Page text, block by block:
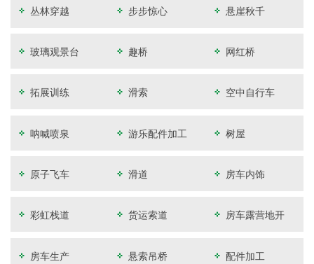
丛林穿越 步步惊心 悬崖秋千
玻璃观景台 趣桥 网红桥
拓展训练 滑索 空中自行车
呐喊喷泉 游乐配件加工 树屋
原子飞车 滑道 房车内饰
彩虹栈道 货运索道 房车露营地开
发
房车生产 悬索吊桥 配件加工